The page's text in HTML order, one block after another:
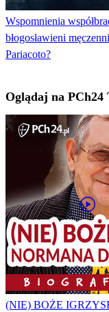
Wspomnienia
błogosławieni
Pariacoto?
Oglądaj na PCh24
(NIE) BOŻE